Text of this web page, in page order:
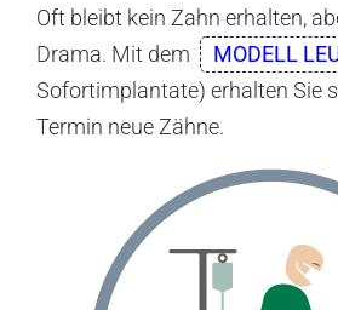
Oft bleibt kein Zahn erhalten,
Drama. Mit dem
MODELL
Sofortimplantate) erhalten Sie
Termin neue Zähne.